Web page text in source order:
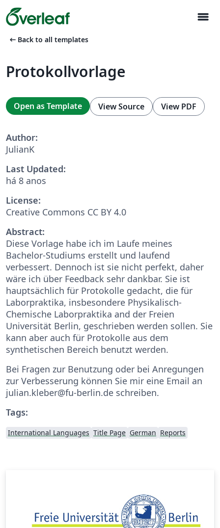
menu
arrow_left_alt Back to all templates
Protokollvorlage
Open as Template View Source View PDF
Author:
JulianK
Last Updated:
há 8 anos
License:
Creative Commons CC BY 4.0
Abstract:
Diese Vorlage habe ich im Laufe meines
Bachelor-Studiums erstellt und laufend
verbessert. Dennoch ist sie nicht perfekt, daher
wäre ich über Feedback sehr dankbar. Sie ist
hauptsächlich für Protokolle gedacht, die für
Laborpraktika, insbesondere Physikalisch-
Chemische Laborpraktika and der Freien
Universität Berlin, geschrieben werden sollen. Sie
kann aber auch für Protokolle aus dem
synthetischen Bereich benutzt werden.
Bei Fragen zur Benutzung oder bei Anregungen
zur Verbesserung können Sie mir eine Email an
julian.kleber@fu-berlin.de schreiben.
Tags:
International Languages Title Page German Reports